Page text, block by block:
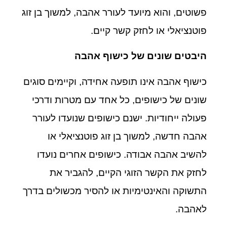
פשוטים, והוא מיועד לעורר אהבה, למשוך בן זוג
פוטנציאלי או לחזק קשר קיים.
היבטים שונים של כישוף אהבה
כישוף אהבה אינו תופעה אחידה, וקיימים סוגים
שונים של כישופים, כל אחד עם מטרות ודרכי
פעולה ייחודיות. ישנם כישופים שנועדו לעורר
אהבה חדשה, למשוך בן זוג פוטנציאלי או
להשיב אהבה אבודה. כישופים אחרים נועדו
לחזק את הקשר הזוגי הקיים, להגביר את
התשוקה והאינטימיות או להסיר מכשולים בדרך
לאהבה.